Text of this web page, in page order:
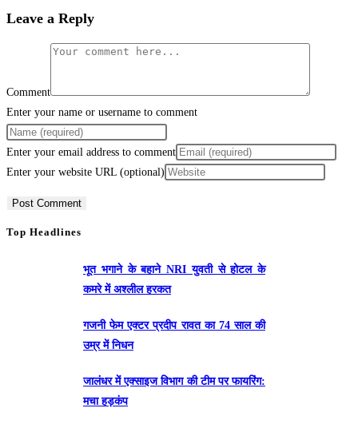
Leave a Reply
Comment
Enter your name or username to comment
Enter your email address to comment
Enter your website URL (optional)
Top Headlines
भूत भगाने के बहाने NRI युवती से होटल के
कमरे में अश्लील हरकत
गजनी फेम एक्टर प्रदीप रावत का 74 साल की
उम्र में निधन
जालंधर में एक्साइज विभाग की टीम पर फायरिंग:
मचा हड़कंप